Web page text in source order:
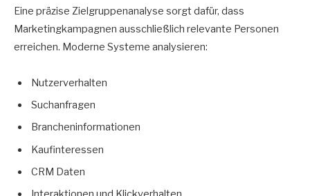
Eine präzise Zielgruppenanalyse sorgt dafür, dass
Marketingkampagnen ausschließlich relevante Personen
erreichen. Moderne Systeme analysieren:
Nutzerverhalten
Suchanfragen
Brancheninformationen
Kaufinteressen
CRM Daten